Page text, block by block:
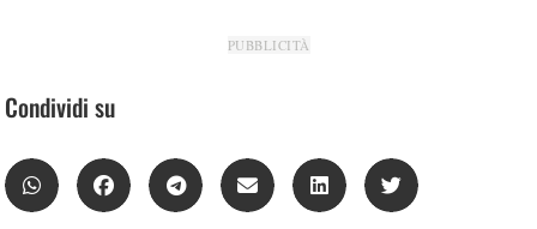
PUBBLICITÀ
Condividi su